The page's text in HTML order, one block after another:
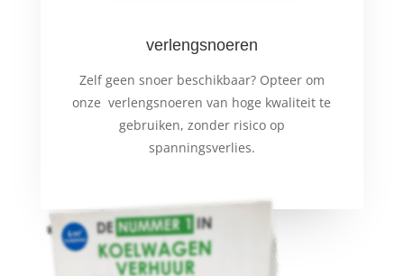
verlengsnoeren
Zelf geen snoer beschikbaar? Opteer om
onze verlengsnoeren van hoge kwaliteit te
gebruiken, zonder risico op
spanningsverlies.